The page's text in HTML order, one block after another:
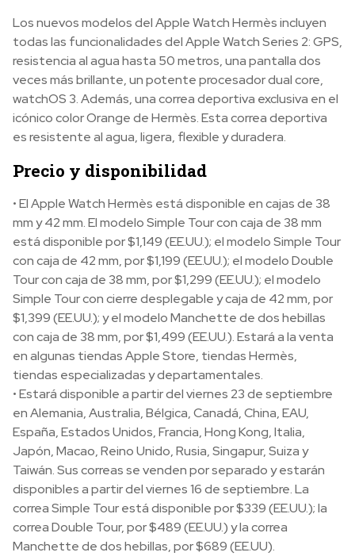
Los nuevos modelos del Apple Watch Hermès incluyen
todas las funcionalidades del Apple Watch Series 2: GPS,
resistencia al agua hasta 50 metros, una pantalla dos
veces más brillante, un potente procesador dual core,
watchOS 3. Además, una correa deportiva exclusiva en el
icónico color Orange de Hermès. Esta correa deportiva
es resistente al agua, ligera, flexible y duradera.
Precio y disponibilidad
• El Apple Watch Hermès está disponible en cajas de 38
mm y 42 mm. El modelo Simple Tour con caja de 38 mm
está disponible por $1,149 (EE.UU.); el modelo Simple Tour
con caja de 42 mm, por $1,199 (EE.UU.); el modelo Double
Tour con caja de 38 mm, por $1,299 (EE.UU.); el modelo
Simple Tour con cierre desplegable y caja de 42 mm, por
$1,399 (EE.UU.); y el modelo Manchette de dos hebillas
con caja de 38 mm, por $1,499 (EE.UU.). Estará a la venta
en algunas tiendas Apple Store, tiendas Hermès,
tiendas especializadas y departamentales.
• Estará disponible a partir del viernes 23 de septiembre
en Alemania, Australia, Bélgica, Canadá, China, EAU,
España, Estados Unidos, Francia, Hong Kong, Italia,
Japón, Macao, Reino Unido, Rusia, Singapur, Suiza y
Taiwán. Sus correas se venden por separado y estarán
disponibles a partir del viernes 16 de septiembre. La
correa Simple Tour está disponible por $339 (EE.UU.); la
correa Double Tour, por $489 (EE.UU.) y la correa
Manchette de dos hebillas, por $689 (EE.UU).